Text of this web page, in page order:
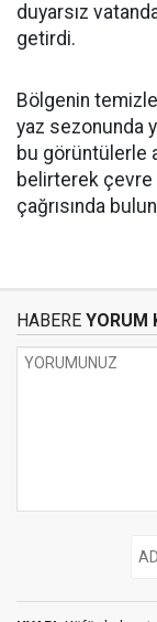
duyarsız
getirdi.
Bölgenin
yaz sezonunda
bu görüntülerle
belirterek çevre
çağrısında
HABERE YORUM